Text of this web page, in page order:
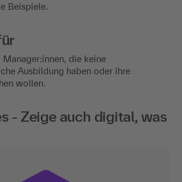
Beispiele.
Manager:innen, die keine
Ausbildung haben oder ihre
wollen.
- Zeige auch digital, was